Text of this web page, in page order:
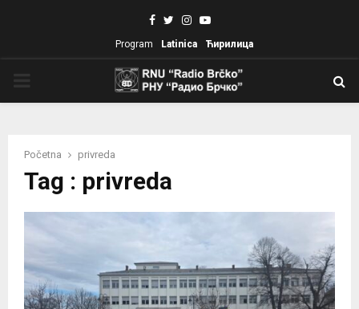
Facebook
TwitterInstagram
Youtube
Program Latinica Ћирилица
Početna privreda
Tag : privreda